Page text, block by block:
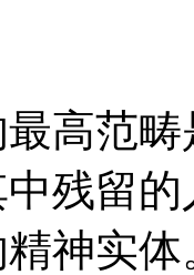
高范
残留
神实